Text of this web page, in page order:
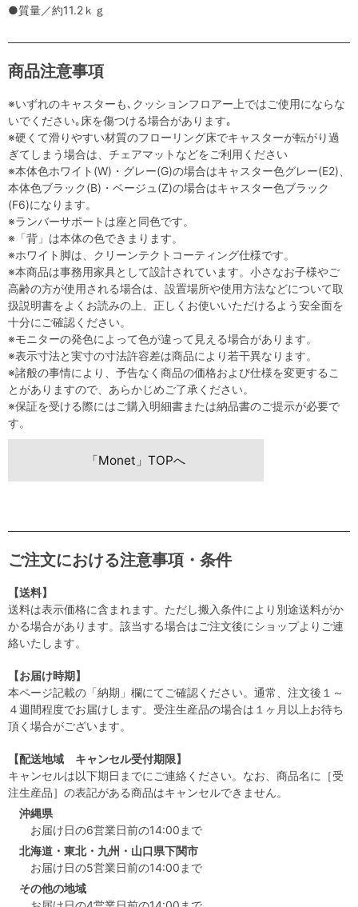
●質量／約11.2ｋｇ
商品注意事項
※いずれのキャスターも､クッションフロアー上ではご使用にならな
いでください｡床を傷つける場合があります｡
※硬くて滑りやすい材質のフローリング床でキャスターが転がり過
ぎてしまう場合は、チェアマットなどをご利用ください
※本体色ホワイト(W)・グレー(G)の場合はキャスター色グレー(E2)、
本体色ブラック(B)・ベージュ(Z)の場合はキャスター色ブラック
(F6)になります。
※ランバーサポートは座と同色です。
※「背」は本体の色できまります。
※ホワイト脚は、クリーンテクトコーティング仕様です。
※本商品は事務用家具として設計されています。小さなお子様やご
高齢の方が使用される場合は、設置場所や使用方法などについて取
扱説明書をよくお読みの上、正しくお使いいただけるよう安全面を
十分にご確認ください。
※モニターの発色によって色が違って見える場合があります。
※表示寸法と実寸の寸法許容差は商品により若干異なります。
※諸般の事情により、予告なく商品の価格および仕様を変更するこ
とがありますので、あらかじめご了承ください。
※保証を受ける際にはご購入明細書または納品書のご提示が必要で
す。
「Monet」TOPへ
ご注文における注意事項・条件
【送料】
送料は表示価格に含まれます。ただし搬入条件により別途送料がか
かる場合があります。該当する場合はご注文後にショップよりご連
絡いたします。
【お届け時期】
本ページ記載の「納期」欄にてご確認ください。通常、注文後１～
４週間程度でお届けします。受注生産品の場合は１ヶ月以上お待ち
頂く場合がございます。
【配送地域 キャンセル受付期限】
キャンセルは以下期日までにご連絡ください。なお、商品名に［受
注生産品］の表記がある商品はキャンセルできません。
沖縄県
お届け日の6営業日前の14:00まで
北海道・東北・九州・山口県下関市
お届け日の5営業日前の14:00まで
その他の地域